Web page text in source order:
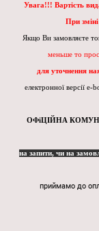
Увага!!! Вартість
При
Якщо Ви замовляєте
меньше то
для уточнення
електронної версії e-
ОФіЦІЙНА
на запити, чи на
приймамо до